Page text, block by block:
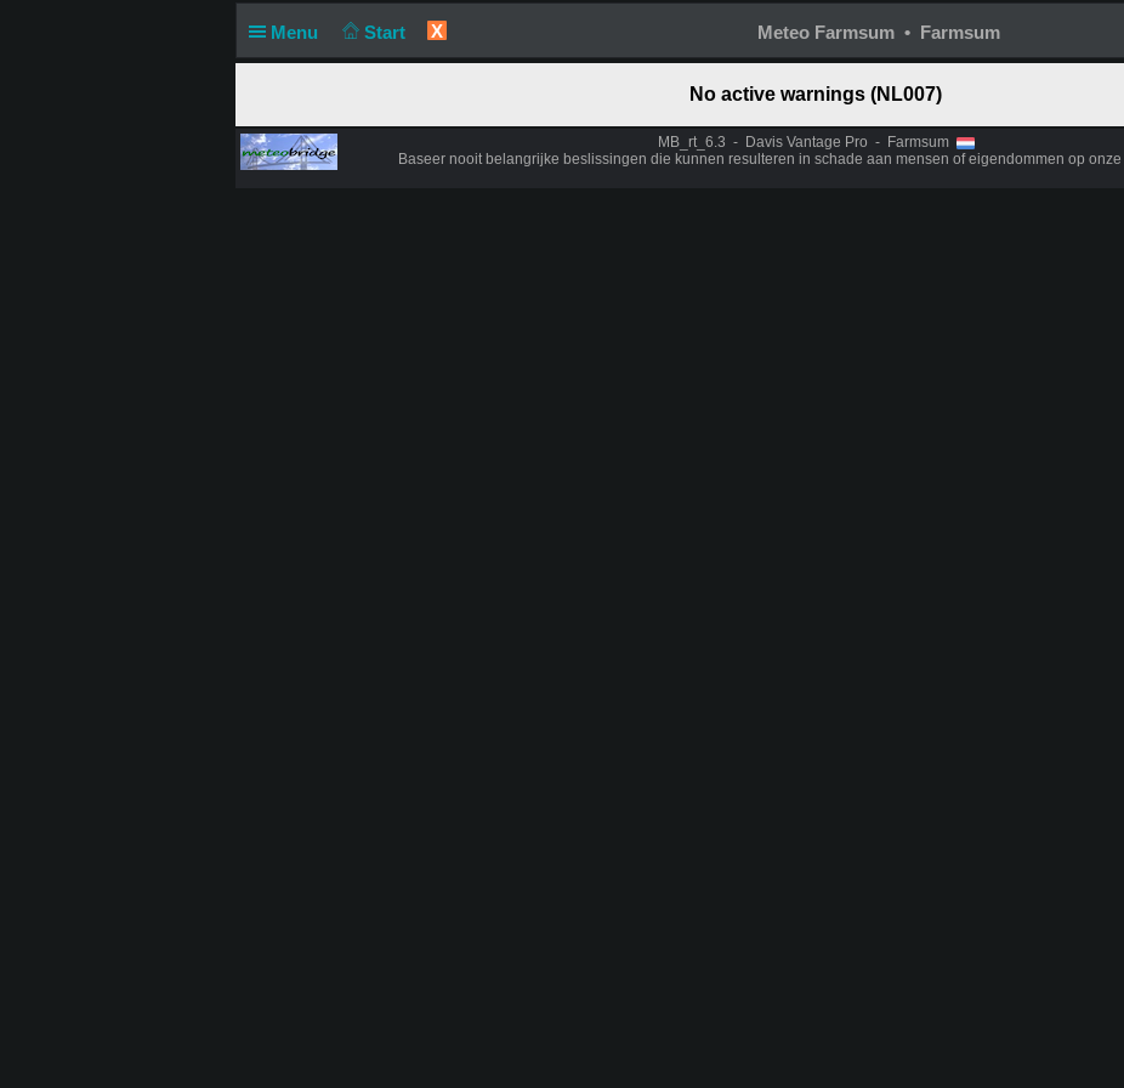
Menu Start X Meteo Farmsum • Farmsum
No active warnings (NL007)
MB_rt_6.3 - Davis Vantage Pro - Farmsum
Baseer nooit belangrijke beslissingen die kunnen resulteren in schade aan mensen of eigendommen op onze